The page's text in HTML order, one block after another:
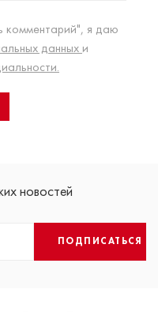
комментарий", я даю
данных и
новостей
ПОДПИСАТЬСЯ